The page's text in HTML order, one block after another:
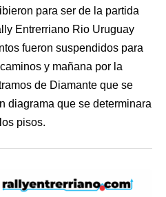
para ser de la partida
Entrerriano Rio Uruguay
fueron suspendidos para
y mañana por la
de Diamante que se
diagrama que se determinara
pisos.